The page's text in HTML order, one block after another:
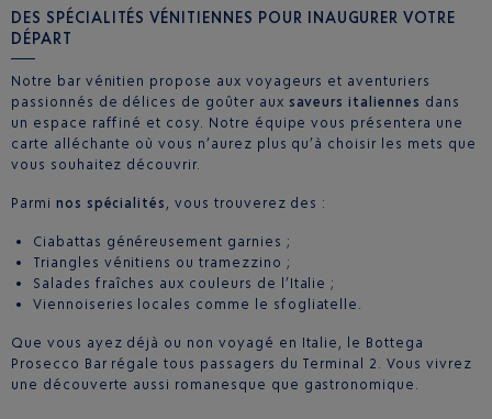
DES SPÉCIALITÉS VÉNITIENNES POUR INAUGURER VOTRE
DÉPART
Notre bar vénitien propose aux voyageurs et aventuriers
passionnés de délices de goûter aux saveurs italiennes dans
un espace raffiné et cosy. Notre équipe vous présentera une
carte alléchante où vous n’aurez plus qu’à choisir les mets que
vous souhaitez découvrir.
Parmi nos spécialités , vous trouverez des :
Ciabattas généreusement garnies ;
Triangles vénitiens ou tramezzino ;
Salades fraîches aux couleurs de l’Italie ;
Viennoiseries locales comme le sfogliatelle.
Que vous ayez déjà ou non voyagé en Italie, le Bottega
Prosecco Bar régale tous passagers du Terminal 2. Vous vivrez
une découverte aussi romanesque que gastronomique.